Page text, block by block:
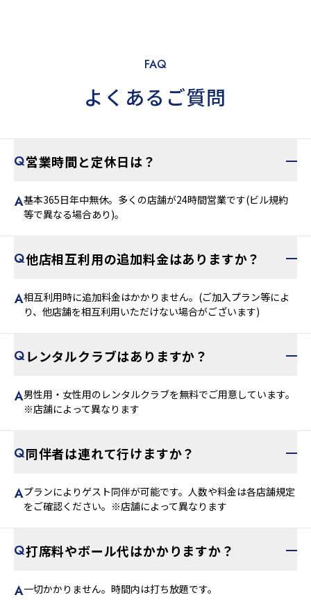
FAQ
よくあるご質問
営業時間と定休日は？
基本365日年中無休。多くの店舗が24時間営業です(ビル規約
等で異なる場合あり)。
他店相互利用の追加料金はありますか？
相互利用時に追加料金はかかりません。(ご加入プラン等によ
り、他店舗を相互利用いただけない場合がございます)
レンタルクラブはありますか？
男性用・女性用のレンタルクラブを無料でご用意しています。
※店舗によって異なります
同伴者は連れて行けますか？
プランによりゲスト同伴が可能です。人数や料金は各店舗規定
をご確認ください。※店舗によって異なります
打席料やボール代はかかりますか？
一切かかりません。時間内は打ち放題です。